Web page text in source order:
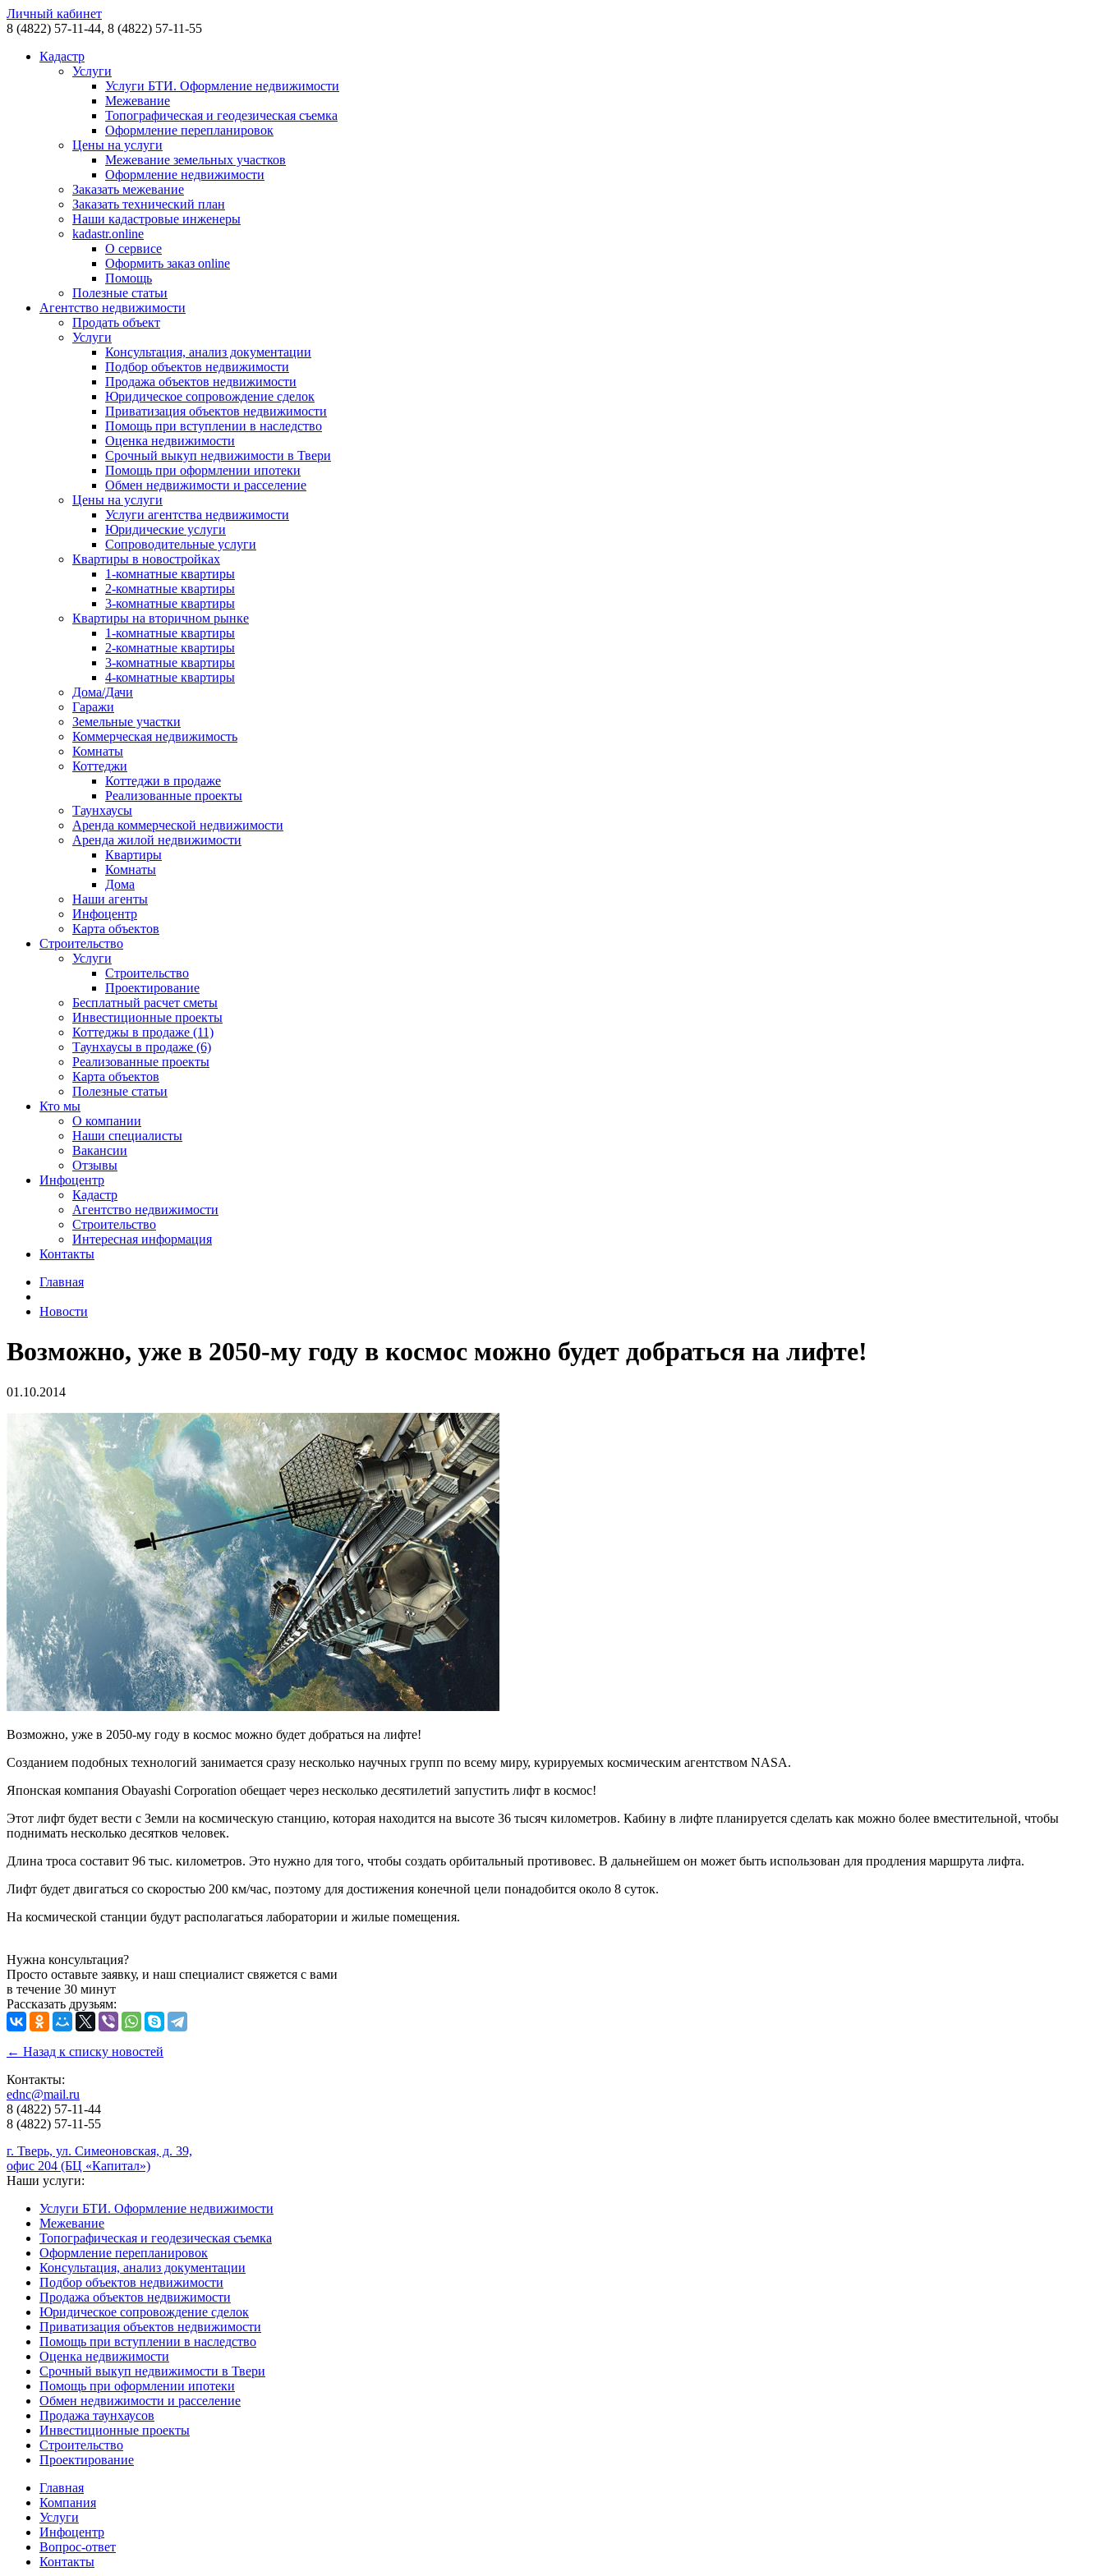
Личный кабинет
8 (4822) 57-11-44, 8 (4822) 57-11-55
Кадастр
Услуги
Услуги БТИ. Оформление недвижимости
Межевание
Топографическая и геодезическая съемка
Оформление перепланировок
Цены на услуги
Межевание земельных участков
Оформление недвижимости
Заказать межевание
Заказать технический план
Наши кадастровые инженеры
kadastr.online
О сервисе
Оформить заказ online
Помощь
Полезные статьи
Агентство недвижимости
Продать объект
Услуги
Консультация, анализ документации
Подбор объектов недвижимости
Продажа объектов недвижимости
Юридическое сопровождение сделок
Приватизация объектов недвижимости
Помощь при вступлении в наследство
Оценка недвижимости
Срочный выкуп недвижимости в Твери
Помощь при оформлении ипотеки
Обмен недвижимости и расселение
Цены на услуги
Услуги агентства недвижимости
Юридические услуги
Сопроводительные услуги
Квартиры в новостройках
1-комнатные квартиры
2-комнатные квартиры
3-комнатные квартиры
Квартиры на вторичном рынке
1-комнатные квартиры
2-комнатные квартиры
3-комнатные квартиры
4-комнатные квартиры
Дома/Дачи
Гаражи
Земельные участки
Коммерческая недвижимость
Комнаты
Коттеджи
Коттеджи в продаже
Реализованные проекты
Таунхаусы
Аренда коммерческой недвижимости
Аренда жилой недвижимости
Квартиры
Комнаты
Дома
Наши агенты
Инфоцентр
Карта объектов
Строительство
Услуги
Строительство
Проектирование
Бесплатный расчет сметы
Инвестиционные проекты
Коттеджы в продаже (11)
Таунхаусы в продаже (6)
Реализованные проекты
Карта объектов
Полезные статьи
Кто мы
О компании
Наши специалисты
Вакансии
Отзывы
Инфоцентр
Кадастр
Агентство недвижимости
Строительство
Интересная информация
Контакты
Главная
Новости
Возможно, уже в 2050-му году в космос можно будет добраться на лифте!
01.10.2014
Возможно, уже в 2050-му году в космос можно будет добраться на лифте!
Созданием подобных технологий занимается сразу несколько научных групп по всему миру, курируемых космическим агентством NASA.
Японская компания Obayashi Corporation обещает через несколько десятилетий запустить лифт в космос!
Этот лифт будет вести с Земли на космическую станцию, которая находится на высоте 36 тысяч километров. Кабину в лифте планируется сделать как можно более вместительной, чтобы
поднимать несколько десятков человек.
Длина троса составит 96 тыс. километров. Это нужно для того, чтобы создать орбитальный противовес. В дальнейшем он может быть использован для продления маршрута лифта.
Лифт будет двигаться со скоростью 200 км/час, поэтому для достижения конечной цели понадобится около 8 суток.
На космической станции будут располагаться лаборатории и жилые помещения.
Нужна консультация?
Просто оставьте заявку, и наш специалист свяжется с вами
в течение 30 минут
Рассказать друзьям:
← Назад к списку новостей
Контакты:
ednc@mail.ru
8 (4822) 57-11-44
8 (4822) 57-11-55
г. Тверь, ул. Симеоновская, д. 39,
офис 204 (БЦ «Капитал»)
Наши услуги:
Услуги БТИ. Оформление недвижимости
Межевание
Топографическая и геодезическая съемка
Оформление перепланировок
Консультация, анализ документации
Подбор объектов недвижимости
Продажа объектов недвижимости
Юридическое сопровождение сделок
Приватизация объектов недвижимости
Помощь при вступлении в наследство
Оценка недвижимости
Срочный выкуп недвижимости в Твери
Помощь при оформлении ипотеки
Обмен недвижимости и расселение
Продажа таунхаусов
Инвестиционные проекты
Строительство
Проектирование
Главная
Компания
Услуги
Инфоцентр
Вопрос-ответ
Контакты